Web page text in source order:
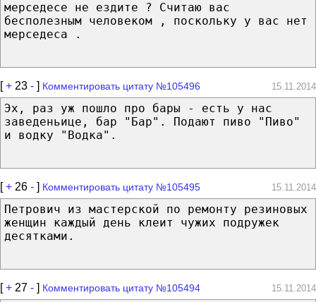
мерседесе не ездите ? Считаю вас
бесполезным человеком , поскольку у вас нет
мерседеса .
[+ 23 - ] Комментировать цитату №105496 15.11.2014
Эх, раз уж пошло про бары - есть у нас
заведеньице, бар "Бар". Подают пиво "Пиво"
и водку "Водка".
[+ 26 - ] Комментировать цитату №105495 15.11.2014
Петрович из мастерской по ремонту резиновых
женщин каждый день клеит чужих подружек
десятками.
[+ 27 - ] Комментировать цитату №105494 15.11.2014